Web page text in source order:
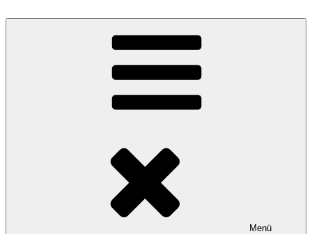
Inhalt
BrillenWeltweit: Brillen spenden – Sehen schenken
Eine Aktion unter der Trägerschaft des Deutschen Katholischen
Menü